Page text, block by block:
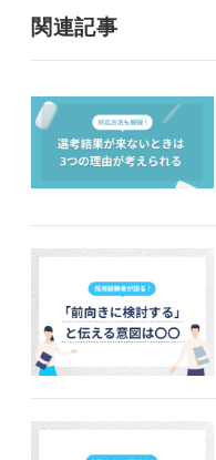
関連記事